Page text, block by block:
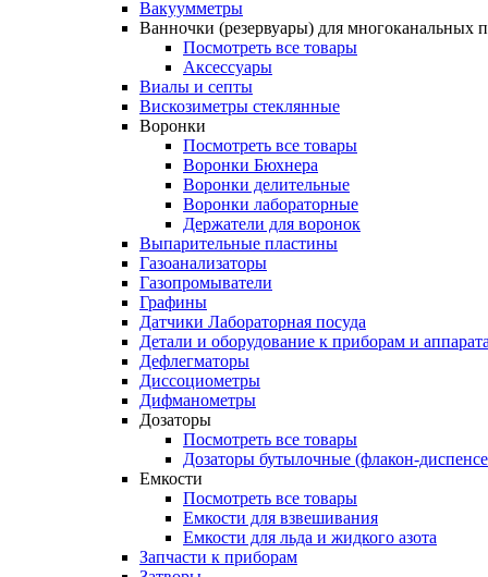
Вакуумметры
Ванночки (резервуары) для многоканальных
Посмотреть все товары
Аксессуары
Виалы и септы
Вискозиметры стеклянные
Воронки
Посмотреть все товары
Воронки Бюхнера
Воронки делительные
Воронки лабораторные
Держатели для воронок
Выпарительные пластины
Газоанализаторы
Газопромыватели
Графины
Датчики Лабораторная посуда
Детали и оборудование к приборам и
Дефлегматоры
Диссоциометры
Дифманометры
Дозаторы
Посмотреть все товары
Дозаторы бутылочные (флакон-
Емкости
Посмотреть все товары
Емкости для взвешивания
Емкости для льда и жидкого азота
Запчасти к приборам